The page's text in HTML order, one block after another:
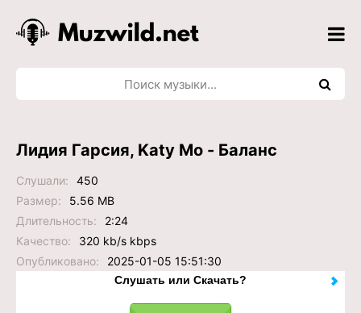
Лидия Гарсия, Katy Mo - Баланс
Слушали:
450
Размер:
5.56 MB
Длительность:
2:24
Качество:
320 kb/s kbps
Опубликовано:
2025-01-05 15:51:30
Слушать или Скачать?